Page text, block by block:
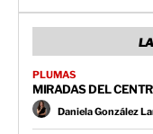
PLUMAS
MIRADAS DEL
Daniela González